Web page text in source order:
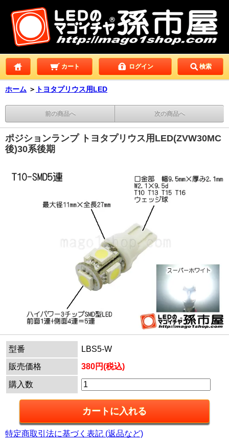
カート ログイン 検索
ホーム ＞ トヨタプリウス用LED
前の商品へ 次の商品へ
ポジションランプ トヨタプリウス用LED(ZVW30MC
後)30系後期
型番
LBS5-W
販売価格
380円(税込)
購入数
特定商取引法に基づく表記 (返品など)